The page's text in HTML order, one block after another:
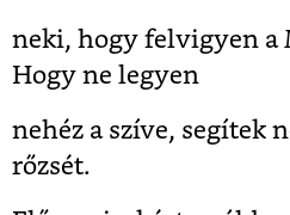
neki, hogy felvigyen a
Hogy ne legyen
nehéz a szíve, segítek
rőzsét.